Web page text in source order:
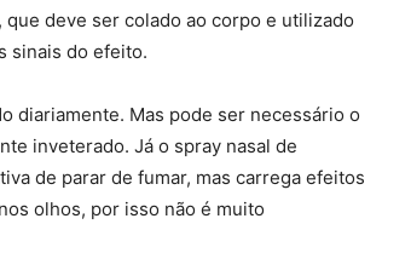
deve ser colado ao corpo e utilizado
sinais do efeito.
diariamente. Mas pode ser necessário o
inveterado. Já o spray nasal de
de parar de fumar, mas carrega efeitos
olhos, por isso não é muito